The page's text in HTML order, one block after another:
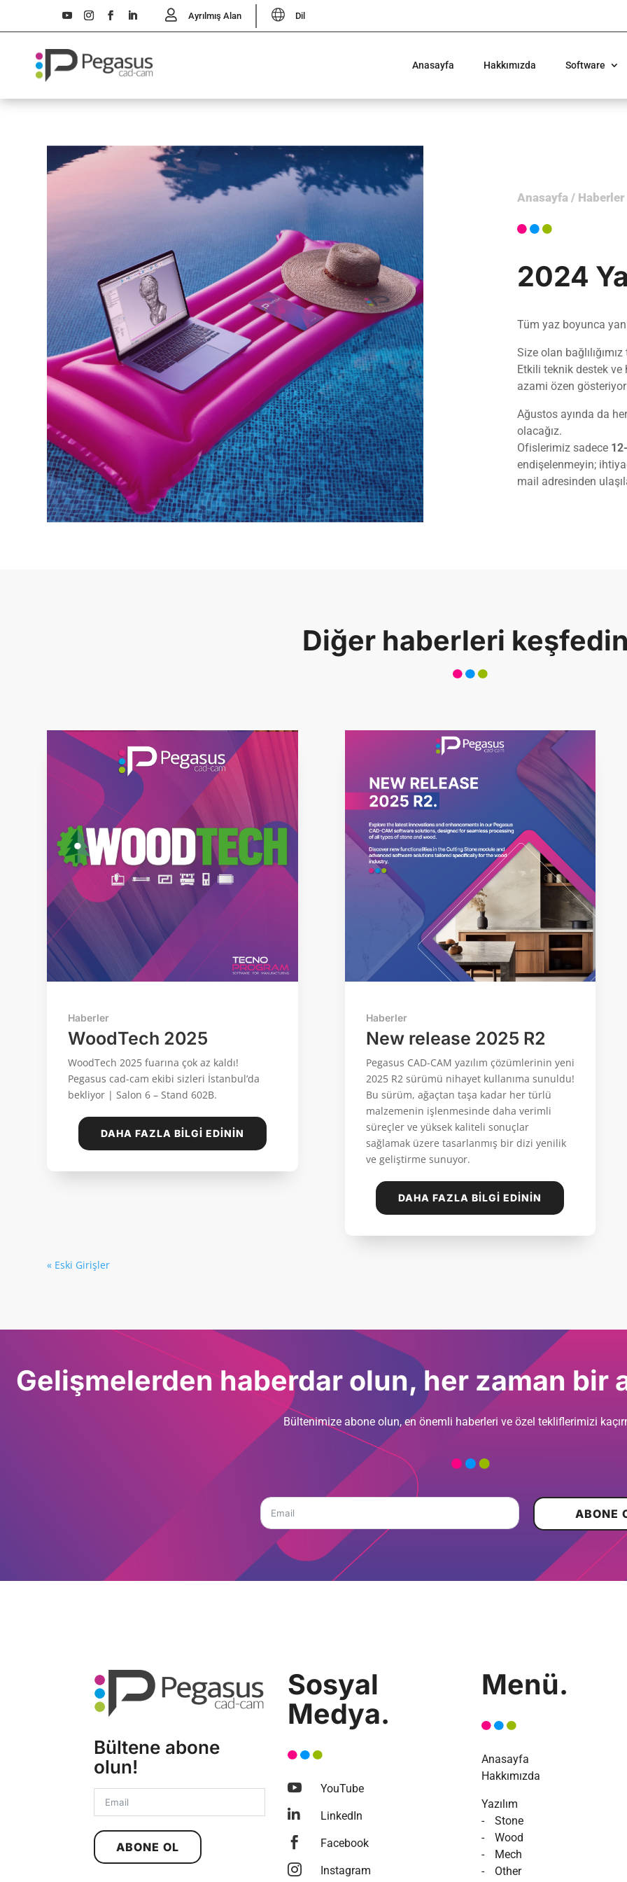
Ayrılmış Alan Dil
Türkçe
Anasayfa Hakkımızda Software
Anasayfa / Haberler
2024
Tüm yaz boyunca
Size olan
Etkili teknik destek ve
azami özen
Ağustos ayında da
olacağız.
Ofislerimiz sadece
endişelenmeyin;
mail adresinden
Diğer haberleri
WoodTech 2025
Haberler
WoodTech 2025 fuarına çok az kaldı!
Pegasus cad-cam ekibi sizleri İstanbul’da
bekliyor | Salon 6 – Stand 602B.
DAHA FAZLA BILGI EDININ
New release 2025 R2
Haberler
Pegasus CAD-CAM yazılım çözümlerinin yeni
2025 R2 sürümü nihayet kullanıma sunuldu!
Bu sürüm, ağaçtan taşa kadar her türlü
malzemenin işlenmesinde daha verimli
süreçler ve yüksek kaliteli sonuçlar
sağlamak üzere tasarlanmış bir dizi yenilik
ve geliştirme sunuyor.
DAHA FAZLA BILGI EDININ
« Eski Girişler
Gelişmelerden haberdar olun, her zaman bir
Bültenimize abone olun, en önemli haberleri ve özel tekliflerimizi
ABONE
Bültene abone
olun!
ABONE OL
Sosyal
Medya.
 YouTube
 LinkedIn
 Facebook
 Instagram
Menü.
Anasayfa
Hakkımızda
Yazılım
Stone
Wood
Mech
Other